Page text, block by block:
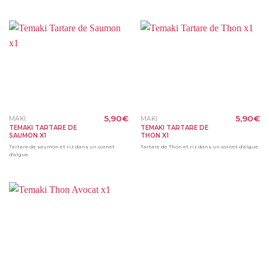
MAKI
TEMAKI TARTARE DE
SAUMON X1
5,90€
Tartare de saumon et riz dans un cornet
d'algue
MAKI
TEMAKI TARTARE DE
THON X1
5,90€
Tartare de Thon et riz dans un cornet d'algue